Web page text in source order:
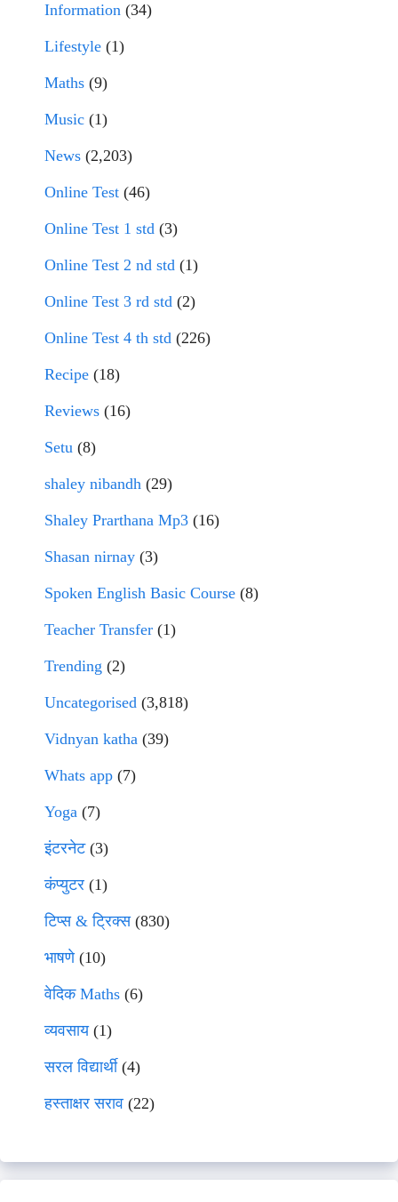
Information (34)
Lifestyle (1)
Maths (9)
Music (1)
News (2,203)
Online Test (46)
Online Test 1 std (3)
Online Test 2 nd std (1)
Online Test 3 rd std (2)
Online Test 4 th std (226)
Recipe (18)
Reviews (16)
Setu (8)
shaley nibandh (29)
Shaley Prarthana Mp3 (16)
Shasan nirnay (3)
Spoken English Basic Course (8)
Teacher Transfer (1)
Trending (2)
Uncategorised (3,818)
Vidnyan katha (39)
Whats app (7)
Yoga (7)
इंटरनेट(3)
कंप्युटर (1)
टिप्स & ट्रिक्स(830)
भाषणे(10)
वेदिक Maths (6)
व्यवसाय(1)
सरल विद्यार्थी(4)
हस्ताक्षर सराव (22)